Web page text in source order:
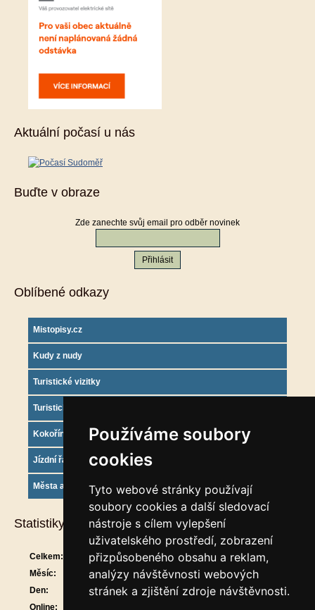
Používáme soubory
cookies
Tyto webové stránky používají
soubory cookies a další sledovací
nástroje s cílem vylepšení
uživatelského prostředí, zobrazení
přizpůsobeného obsahu a reklam,
analýzy návštěvnosti webových
stránek a zjištění zdroje návštěvnosti.
Aktuální počasí u nás
Buďte v obraze
Zde zanechte svůj email pro odběr novinek
Oblíbené odkazy
Mistopisy.cz
Kudy z nudy
Turistické vizitky
Turistický deník
Kokořínsko info
Jízdní řády
Města a obce
Statistiky
Online:
Celkem:
912124
Měsíc:
30250
Den: